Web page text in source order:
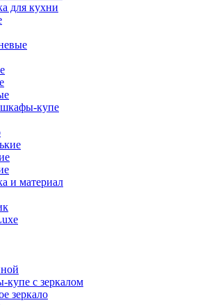
для кухни
купе
и материал
с зеркалом
зеркало